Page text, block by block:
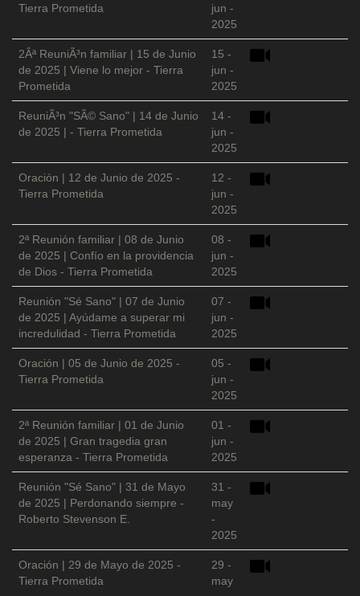
Tierra Prometida
jun -
2025
2Âª ReuniÃ³n familiar | 15 de Junio
de 2025 | Viene lo mejor - Tierra
Prometida
15 -
jun -
2025
ReuniÃ³n "SÃ© Sano" | 14 de Junio
de 2025 | - Tierra Prometida
14 -
jun -
2025
Oración | 12 de Junio de 2025 -
Tierra Prometida
12 -
jun -
2025
2ª Reunión familiar | 08 de Junio
de 2025 | Confío en la providencia
de Dios - Tierra Prometida
08 -
jun -
2025
Reunión "Sé Sano" | 07 de Junio
de 2025 | Ayúdame a superar mi
incredulidad - Tierra Prometida
07 -
jun -
2025
Oración | 05 de Junio de 2025 -
Tierra Prometida
05 -
jun -
2025
2ª Reunión familiar | 01 de Junio
de 2025 | Gran tragedia gran
esperanza - Tierra Prometida
01 -
jun -
2025
Reunión "Sé Sano" | 31 de Mayo
de 2025 | Perdonando siempre -
Roberto Stevenson E.
31 -
may
-
2025
Oración | 29 de Mayo de 2025 -
Tierra Prometida
29 -
may